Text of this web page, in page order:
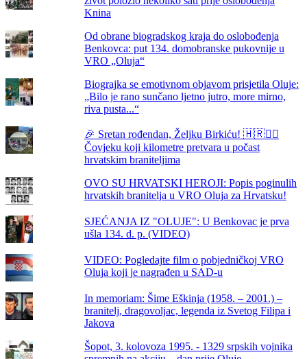
Knina
Od obrane biogradskog kraja do oslobođenja
Benkovca: put 134. domobranske pukovnije u
VRO „Oluja“
Biograjka se emotivnom objavom prisjetila Oluje:
„Bilo je rano sunčano ljetno jutro, more mirno,
riva pusta...“
🎉 Sretan rođendan, Željku Birkiću! 🇭🇷🏃‍♂️
Čovjeku koji kilometre pretvara u počast
hrvatskim braniteljima
OVO SU HRVATSKI HEROJI: Popis poginulih
hrvatskih branitelja u VRO Oluja za Hrvatsku!
SJEĆANJA IZ "OLUJE": U Benkovac je prva
ušla 134. d. p. (VIDEO)
VIDEO: Pogledajte film o pobjedničkoj VRO
Oluja koji je nagrađen u SAD-u
In memoriam: Šime Eškinja (1958. – 2001.) –
branitelj, dragovoljac, legenda iz Svetog Filipa i
Jakova
Šopot, 3. kolovoza 1995. - 1329 srpskih vojnika